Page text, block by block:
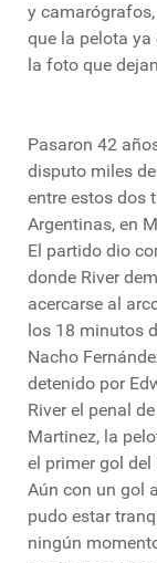
y
que la pelota ya
la foto que
Pasaron 42
disputo miles
entre estos dos
Argentinas, en
El partido dio
donde River
acercarse al
los 18 minutos
Nacho
detenido por
River el penal
Martinez, la
el primer gol
Aún con un gol
pudo estar
ningún